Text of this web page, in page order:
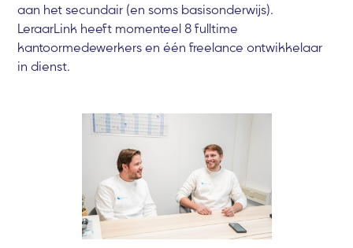
aan het secundair (en soms basisonderwijs).
LeraarLink heeft momenteel 8 fulltime
kantoormedewerkers en één freelance ontwikkelaar
in dienst.